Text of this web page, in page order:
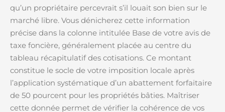
qu’un propriétaire percevrait s’il louait son bien sur le
marché libre. Vous dénicherez cette information
précise dans la colonne intitulée Base de votre avis de
taxe foncière, généralement placée au centre du
tableau récapitulatif des cotisations. Ce montant
constitue le socle de votre imposition locale après
l’application systématique d’un abattement forfaitaire
de 50 pourcent pour les propriétés bâties. Maîtriser
cette donnée permet de vérifier la cohérence de vos